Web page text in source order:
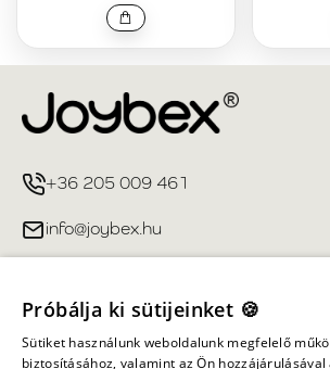
+36 205 009 461
info@joybex.hu
Fiókom
Próbálja ki sütijeinket 🍪
Sütiket használunk weboldalunk megfelelő
biztosításához, valamint az Ön